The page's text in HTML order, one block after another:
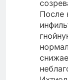
После